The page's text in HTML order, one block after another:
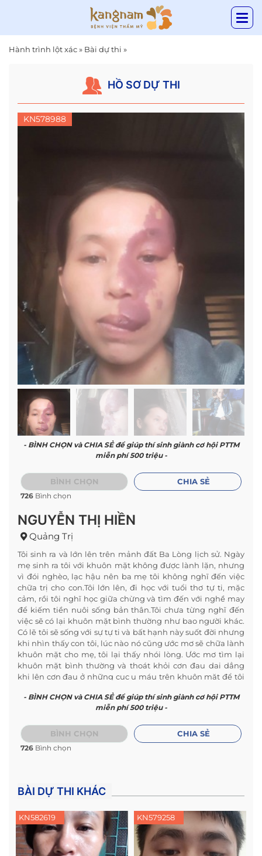
Hành trình lột xác» Bài dự thi »
HỒ SƠ DỰ THI
KN578988
- BÌNH CHỌN và CHIA SẺ để giúp thí sinh giành cơ hội PTTM
miễn phí 500 triệu -
BÌNH CHỌN
726 Bình chọn
CHIA SẺ
NGUYỄN THỊ HIỀN
Quảng Trị
Tôi sinh ra và lớn lên trên mảnh đất Ba Lòng lịch sử. Ngày
mẹ sinh ra tôi với khuôn mặt không được lành lặn, nhưng
vì đói nghèo, lạc hậu nên ba mẹ tôi không nghĩ đến việc
chữa trị cho con.Tôi lớn lên, đi học với tuổi thơ tự ti, mặc
cảm, rồi tôi nghĩ học giữa chừng và tìm đến với nghề may
để kiếm tiền nuôi sống bản thân.Tôi chưa từng nghĩ đến
việc sẽ có lại khuôn mặt bình thường như bao người khác.
Có lẽ tôi sẽ sống với sự tự ti và bất hạnh này suốt đời nhưng
khi nhìn thấy con tôi, lúc nào nó cũng ước mơ sẽ chữa lành
khuôn mặt cho mẹ, tôi lại thấy nhói lòng. Ước mơ tìm lại
khuôn mặt bình thường và thoát khỏi cơn đau dai dẳng
khi lên cơn đau ở những cục u máu trên khuôn mặt để tôi
gửi chương trình đôi dòng tâm sự.
- BÌNH CHỌN và CHIA SẺ để giúp thí sinh giành cơ hội PTTM
miễn phí 500 triệu -
BÌNH CHỌN
726 Bình chọn
CHIA SẺ
BÀI DỰ THI KHÁC
KN582619 KN579258